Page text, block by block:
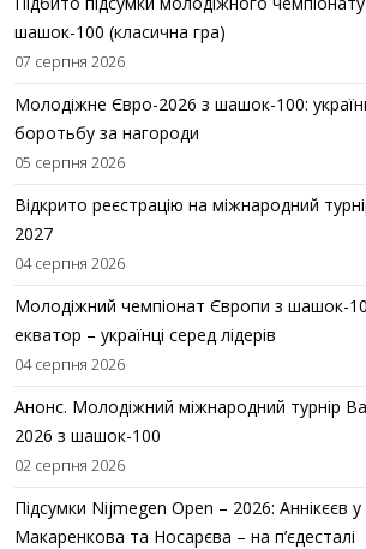
шашок-100 (класична гра)
07 серпня 2026
Молодіжне Євро-2026 з шашок-100:
боротьбу за нагороди
05 серпня 2026
Відкрито реєстрацію на міжнародний
2027
04 серпня 2026
Молодіжний чемпіонат Європи з шашок-
екватор – українці серед лідерів
04 серпня 2026
Анонс. Молодіжний міжнародний турнір
2026 з шашок-100
02 серпня 2026
Підсумки Nijmegen Open – 2026: Аннікєєв
Макаренкова та Носарєва – на п’єдесталі